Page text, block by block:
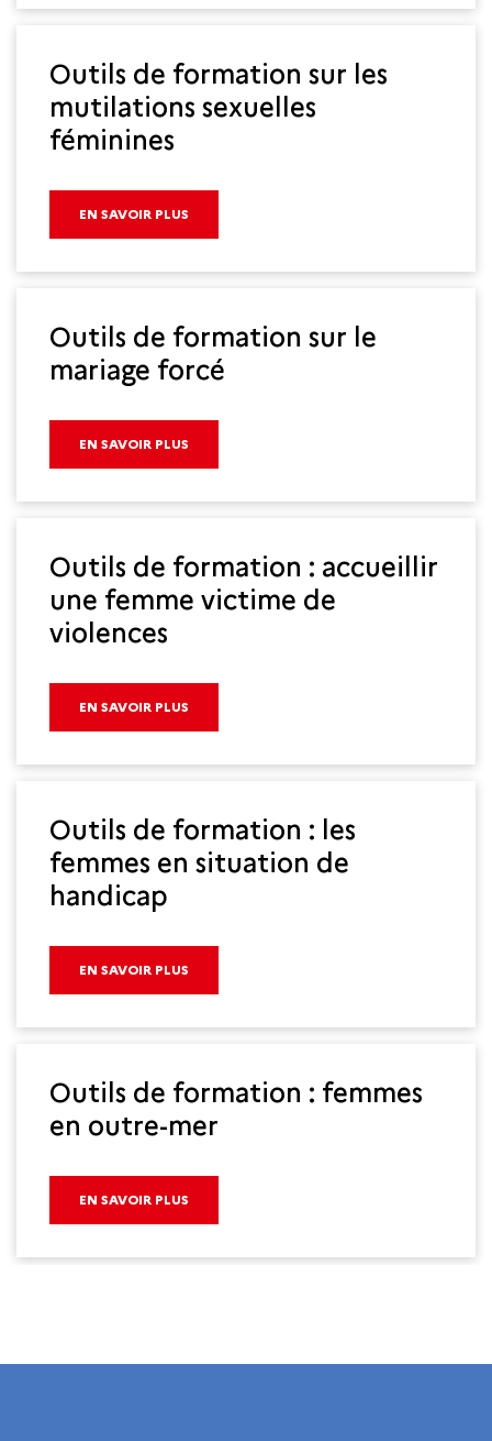
Outils de formation sur les
mutilations sexuelles
féminines
EN SAVOIR PLUS
Outils de formation sur le
mariage forcé
EN SAVOIR PLUS
Outils de formation : accueillir
une femme victime de
violences
EN SAVOIR PLUS
Outils de formation : les
femmes en situation de
handicap
EN SAVOIR PLUS
Outils de formation : femmes
en outre-mer
EN SAVOIR PLUS